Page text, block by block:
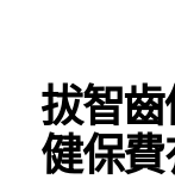
拔智
健保